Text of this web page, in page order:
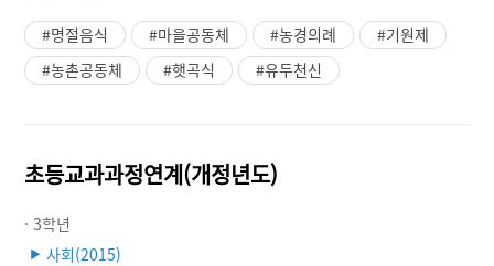
#명절음식 #마을공동체 #농경의례
#기원제
#농촌공동체
#햇곡식 #유두천신
초등교과과정연계(개정년도)
· 3학년
▶ 사회(2015)